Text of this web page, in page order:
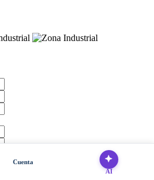
Cuenta
AI